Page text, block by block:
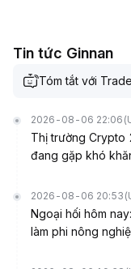
Tin tức Ginnan
Tóm tắt với
2026-08-06 22:06
Thị trường Crypto
đang gặp khó
2026-08-06 20:53
Ngoại hối hôm
làm phi nông